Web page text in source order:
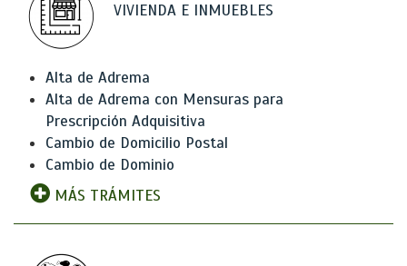
VIVIENDA E INMUEBLES
Alta de Adrema
Alta de Adrema con Mensuras para
Prescripción Adquisitiva
Cambio de Domicilio Postal
Cambio de Dominio
MÁS TRÁMITES